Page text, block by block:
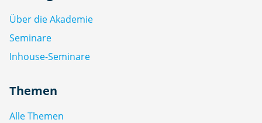
Über die Akademie
Seminare
Inhouse-Seminare
Themen
Alle Themen